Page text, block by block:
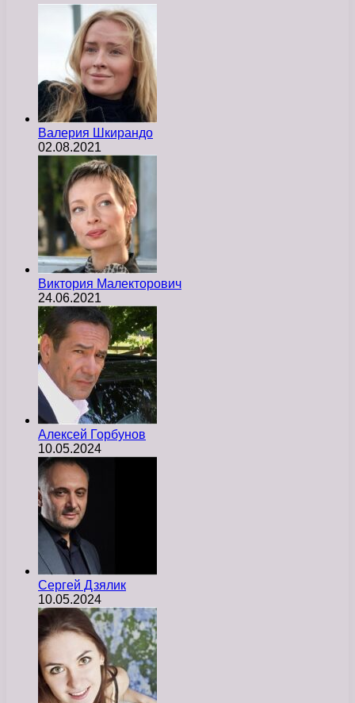
Валерия Шкирандо
02.08.2021
Виктория Малекторович
24.06.2021
Алексей Горбунов
10.05.2024
Сергей Дзялик
10.05.2024